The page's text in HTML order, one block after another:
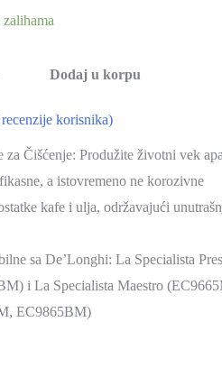
Dodaj u korpu
recenzije korisnika)
za Čišćenje: Produžite životni vek
a istovremeno ne korozivne
kafe i ulja, održavajući
sa De’Longhi: La Specialista
i La Specialista Maestro
EC9865BM)